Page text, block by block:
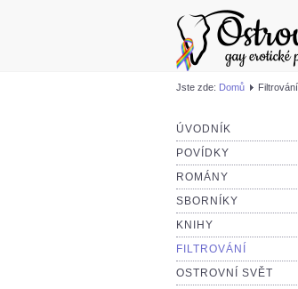
Jste zde: Domů Filtrování
ÚVODNÍK
POVÍDKY
ROMÁNY
SBORNÍKY
KNIHY
FILTROVÁNÍ
OSTROVNÍ SVĚT